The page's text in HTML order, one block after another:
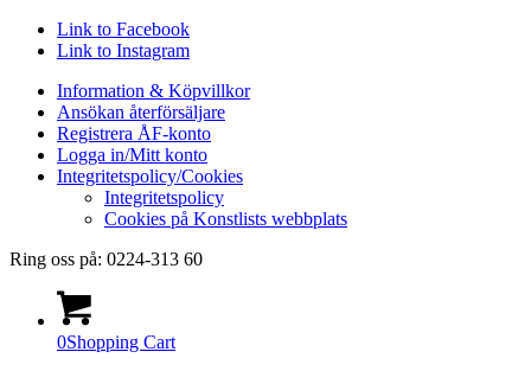
Link to Facebook
Link to Instagram
Information & Köpvillkor
Ansökan återförsäljare
Registrera ÅF-konto
Logga in/Mitt konto
Integritetspolicy/Cookies
Integritetspolicy
Cookies på Konstlists webbplats
Ring oss på: 0224-313 60
0Shopping Cart